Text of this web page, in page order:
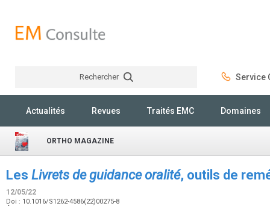
Rechercher Service
Actualités Revues Traités EMC Domaines
ORTHO MAGAZINE
Les Livrets de guidance oralité, outils de
12/05/22
Doi : 10.1016/S1262-4586(22)00275-8